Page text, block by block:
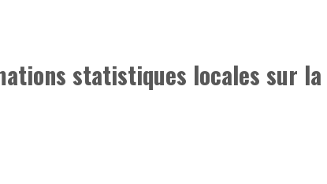
statistiques locales sur la